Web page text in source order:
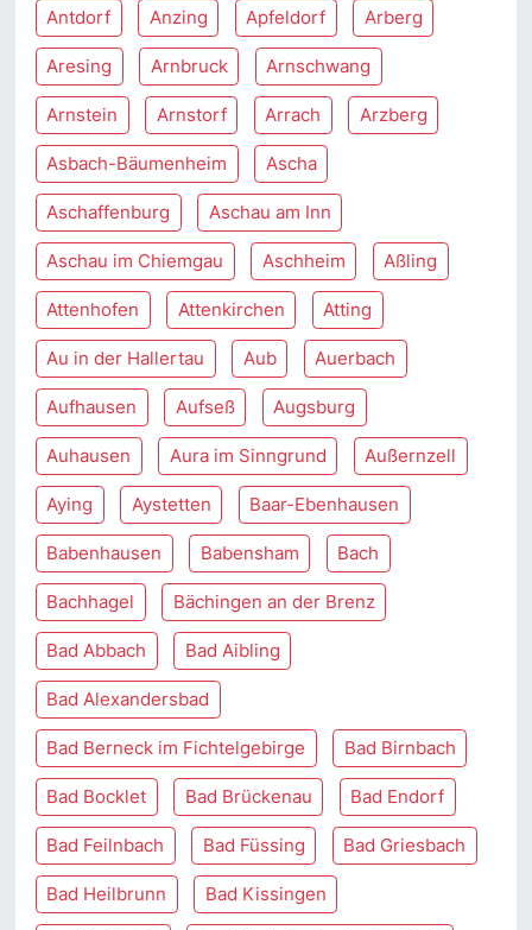
Antdorf Anzing Apfeldorf Arberg
Aresing Arnbruck Arnschwang
Arnstein Arnstorf Arrach Arzberg
Asbach-Bäumenheim Ascha
Aschaffenburg Aschau am Inn
Aschau im Chiemgau Aschheim Aßling
Attenhofen Attenkirchen Atting
Au in der Hallertau Aub Auerbach
Aufhausen Aufseß Augsburg
Auhausen Aura im Sinngrund Außernzell
Aying Aystetten Baar-Ebenhausen
Babenhausen Babensham Bach
Bachhagel Bächingen an der Brenz
Bad Abbach Bad Aibling
Bad Alexandersbad
Bad Berneck im Fichtelgebirge Bad Birnbach
Bad Bocklet Bad Brückenau Bad Endorf
Bad Feilnbach Bad Füssing Bad Griesbach
Bad Heilbrunn Bad Kissingen